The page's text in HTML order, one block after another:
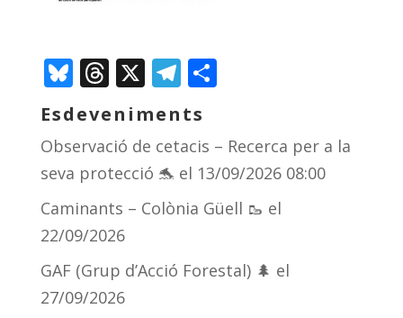
Bluesky
Threads
X Telegram
Comparteix
Esdeveniments
Observació de cetacis – Recerca per a la
seva protecció 🐬 el 13/09/2026 08:00
Caminants – Colònia Güell 🥾 el
22/09/2026
GAF (Grup d’Acció Forestal) 🌲 el
27/09/2026